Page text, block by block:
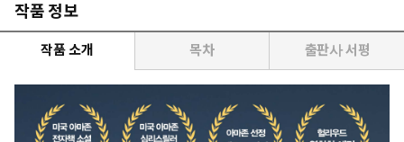
작품 정보
작품 소개 목차 출판사 서평